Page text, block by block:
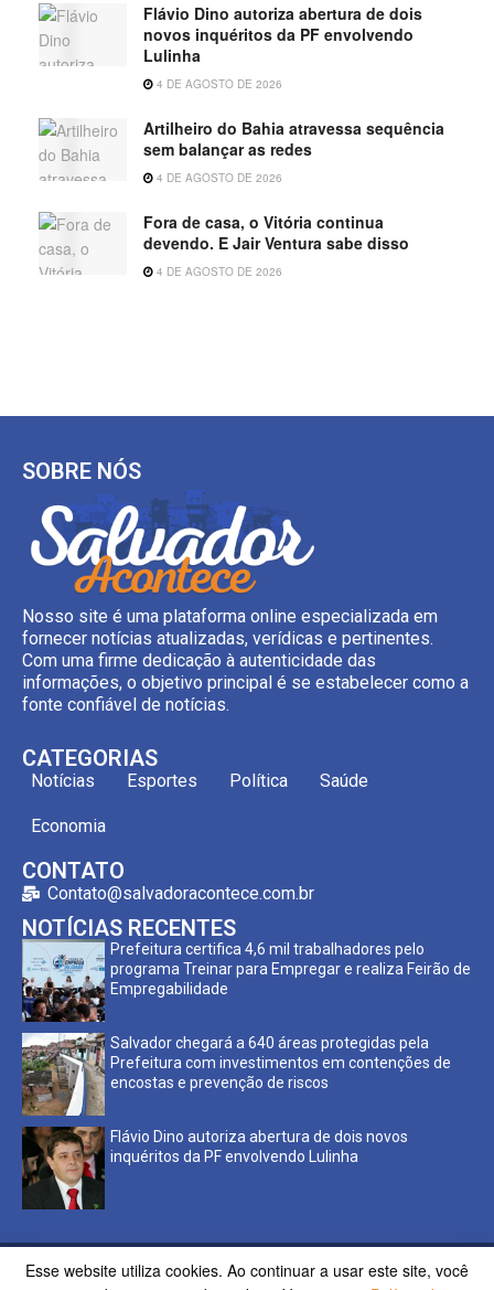
Flávio Dino autoriza abertura de dois
novos inquéritos da PF envolvendo
Lulinha
4 DE AGOSTO DE 2026
Artilheiro do Bahia atravessa sequência
sem balançar as redes
4 DE AGOSTO DE 2026
Fora de casa, o Vitória continua
devendo. E Jair Ventura sabe disso
4 DE AGOSTO DE 2026
SOBRE NÓS
Nosso site é uma plataforma online especializada em
fornecer notícias atualizadas, verídicas e pertinentes.
Com uma firme dedicação à autenticidade das
informações, o objetivo principal é se estabelecer como a
fonte confiável de notícias.
CATEGORIAS
Notícias Esportes Política Saúde
Economia
CONTATO
Contato@salvadoracontece.com.br
NOTÍCIAS RECENTES
Prefeitura certifica 4,6 mil trabalhadores pelo
programa Treinar para Empregar e realiza Feirão de
Empregabilidade
Salvador chegará a 640 áreas protegidas pela
Prefeitura com investimentos em contenções de
encostas e prevenção de riscos
Flávio Dino autoriza abertura de dois novos
inquéritos da PF envolvendo Lulinha
Copyright ©2023 Salvador Acontece. Todos os direitos
Esse website utiliza cookies. Ao continuar a usar este site, você